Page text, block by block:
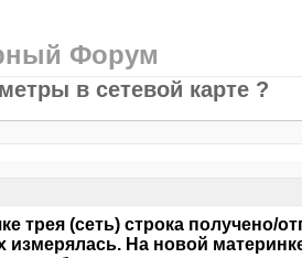
Форум
в сетевой карте ?
трея (сеть) строка получено/
измерялась. На новой